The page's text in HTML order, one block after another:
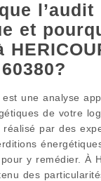
l’audit
et
est une analyse
de votre
réalisé par des
y remédier. À
des